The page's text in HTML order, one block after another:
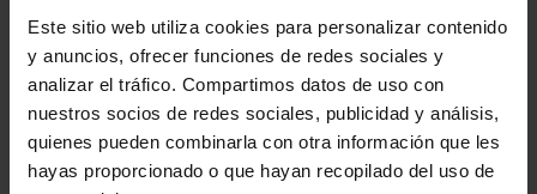
Este sitio web utiliza cookies para personalizar contenido
y anuncios, ofrecer funciones de redes sociales y
analizar el tráfico. Compartimos datos de uso con
nuestros socios de redes sociales, publicidad y análisis,
quienes pueden combinarla con otra información que les
hayas proporcionado o que hayan recopilado del uso de
Fácil de limpar e rápido de secar.
Tiras giratórias no calcanhar para um ajuste mais seguro.
Personalizável com pingentes Jibbitz™.
Icônico Crocs Comfort™: Leve. Flexível. Conforto de 36 graus.